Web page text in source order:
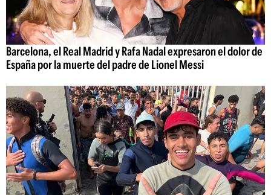
Barcelona, el Real Madrid y Rafa Nadal expresaron el dolor de
España por la muerte del padre de Lionel Messi